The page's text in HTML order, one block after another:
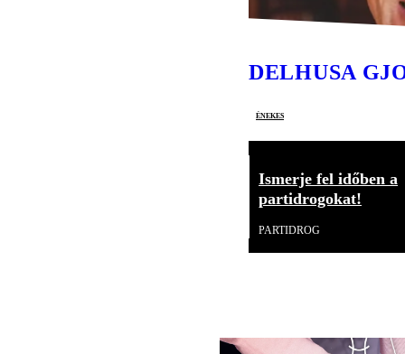
DELHUSA
énekes
Ismerje fel időben a
partidrogokat!
PARTIDROG